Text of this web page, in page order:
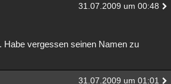
31.07.2009 um 00:48
Habe vergessen seinen Namen zu
31.07.2009 um 01:01